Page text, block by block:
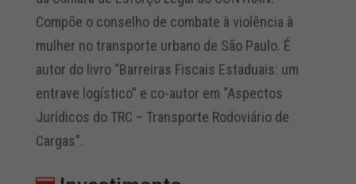
Compõe o conselho de combate à violência à
mulher no transporte urbano de São Paulo. É
autor do livro “Barreiras Fiscais Estaduais: um
entrave logístico” e co-autor em “Aspectos
Jurídicos do TRC – Transporte Rodoviário de
Cargas".